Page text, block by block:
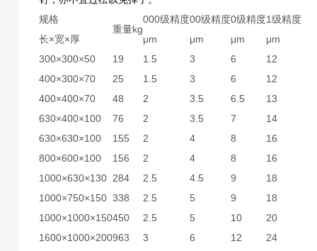
规格
长×宽×厚
重量kg
000级精度
μm
00级精度
μm
0级精度
μm
1级精度
μm
300×300×50
19 1.5 3 6
12
400×300×70
25 1.5 3 6
12
400×400×70
48 2 3.5 6.5
13
630×400×100
76 2 3.5 7
14
630×630×100
155 2 4 8
16
800×600×100
156 2 4 8
16
1000×630×130 284 2.5 4.5 9
18
1000×750×150 338 2.5 5 9
18
1000×1000×150450 2.5 5 10
20
1600×1000×200963 3 6 12
24